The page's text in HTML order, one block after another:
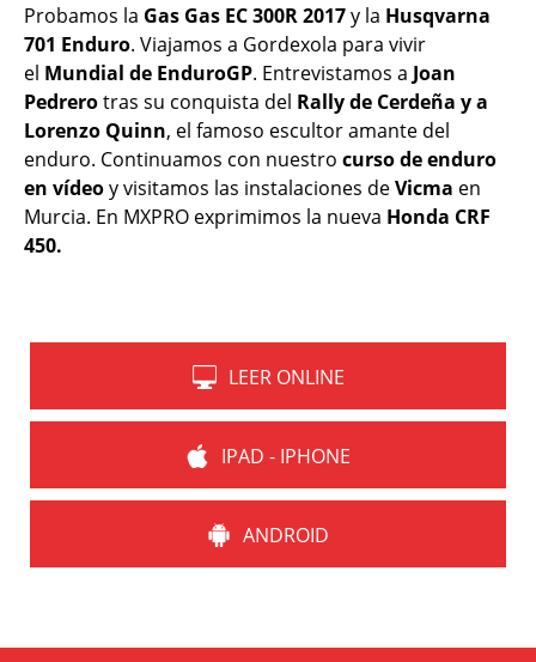
Probamos la Gas Gas EC 300R 2017y la Husqvarna
701 Enduro. Viajamos a Gordexola para vivir
el Mundial de EnduroGP. Entrevistamos a Joan
Pedrerotras su conquista del Rally de Cerdeña y a
Lorenzo Quinn, el famoso escultor amante del
enduro. Continuamos con nuestro curso de enduro
en vídeoy visitamos las instalaciones deVicma en
Murcia. En MXPRO exprimimos la nueva Honda CRF
450.
LEER ONLINE
IPAD - IPHONE
ANDROID